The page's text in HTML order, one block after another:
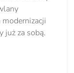
modernizacji
już za sobą.